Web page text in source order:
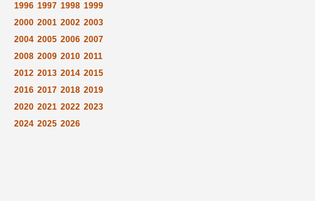
1996 1997 1998 1999
2000 2001 2002 2003
2004 2005 2006 2007
2008 2009 2010 2011
2012 2013 2014 2015
2016 2017 2018 2019
2020 2021 2022 2023
2024 2025 2026